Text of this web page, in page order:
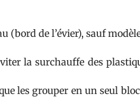
(bord de l’évier), sauf
la surchauffe des
les grouper en un seul